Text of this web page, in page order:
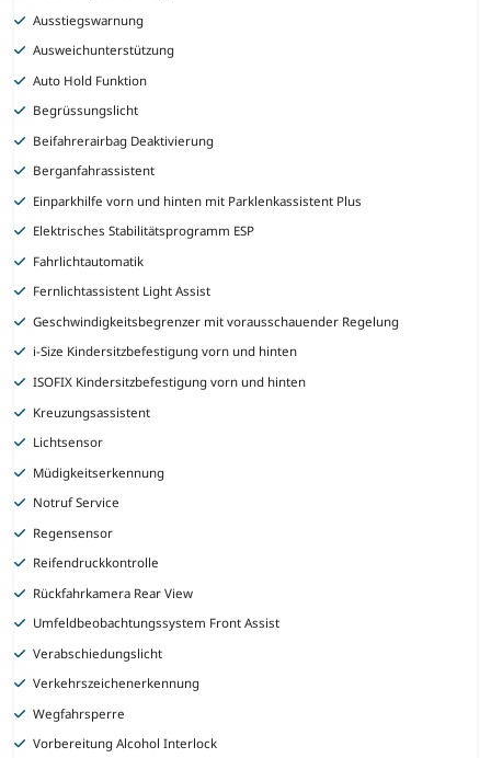
Ausstiegswarnung
Ausweichunterstützung
Auto Hold Funktion
Begrüssungslicht
Beifahrerairbag Deaktivierung
Berganfahrassistent
Einparkhilfe vorn und hinten mit Parklenkassistent Plus
Elektrisches Stabilitätsprogramm ESP
Fahrlichtautomatik
Fernlichtassistent Light Assist
Geschwindigkeitsbegrenzer mit vorausschauender Regelung
i-Size Kindersitzbefestigung vorn und hinten
ISOFIX Kindersitzbefestigung vorn und hinten
Kreuzungsassistent
Lichtsensor
Müdigkeitserkennung
Notruf Service
Regensensor
Reifendruckkontrolle
Rückfahrkamera Rear View
Umfeldbeobachtungssystem Front Assist
Verabschiedungslicht
Verkehrszeichenerkennung
Wegfahrsperre
Vorbereitung Alcohol Interlock